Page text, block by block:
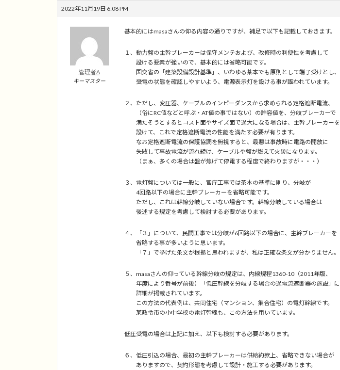
2022年11月19日 6:08 PM
管理者A
キーマスター
基本的にはmasaさんの仰る内容の通りですが、補足で以下も記載しておきます。
１、動力盤の主幹ブレーカーは保守メンテおよび、改修時の利便性を考慮して
設ける要素が強いので、基本的には省略可能です。
国交省の「建築設備設計基準」、いわゆる茶本でも原則として端子受けとし、
受電の状態を確認しやすいよう、電源表示灯を設ける事が謳われています。
２、ただし、変圧器、ケーブルのインピーダンスから求められる定格遮断電流、
（俗にRC値などと呼ぶ・AT値の事ではない）の許容値を、分岐ブレーカーで
満たそうとするとコスト面やサイズ面で過大になる場合は、主幹ブレーカーを
設けて、これで定格遮断電流の性能を満たす必要が有ります。
なお定格遮断電流の保護協調を無視すると、最悪は事故時に電路の開放に
失敗して事故電流が流れ続け、ケーブルや盤が燃えて火災になります。
（まぁ、多くの場合は盤が焦げて停電する程度で終わりますが・・・）
３、電灯盤については一般に、官庁工事では茶本の基準に則り、分岐が
4回路以下の場合に主幹ブレーカーを省略可能です。
ただし、これは幹線分岐していない場合です。幹線分岐している場合は
後述する規定を考慮して検討する必要があります。
４、「３」について、民間工事では分岐が6回路以下の場合に、主幹ブレーカーを
省略する事が多いように思います。
「７」で挙げた条文が根拠と思われますが、私は正確な条文が分かりません。
５、masaさんの仰っている幹線分岐の規定は、内線規程1360-10（2011年版、
年度により番号が前後）「低圧幹線を分岐する場合の過電流遮断器の施設」に
詳細が掲載されています。
この方法の代表例は、共同住宅（マンション、集合住宅）の電灯幹線です。
某政令市の小中学校の電灯幹線も、この方法を用いています。
低圧受電の場合は上記に加え、以下も検討する必要があります。
６、低圧引込の場合、最初の主幹ブレーカーは供給約款上、省略できない場合が
ありますので、契約形態を考慮して設計・施工する必要があります。